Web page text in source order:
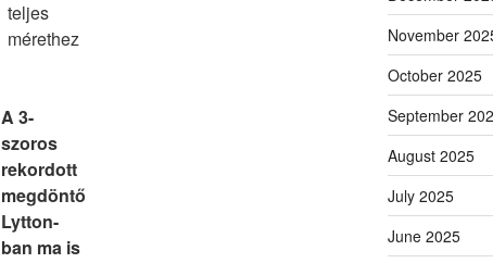
teljes
mérethez
A 3-
szoros
rekordott
megdöntő
Lytton-
ban ma is
November
October 2025
September
August 2025
July 2025
June 2025